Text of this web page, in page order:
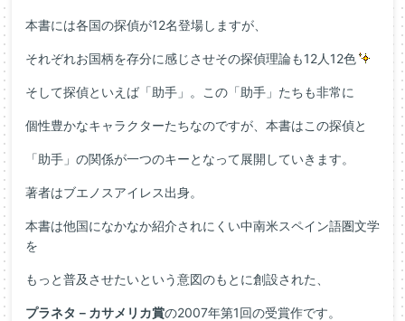
本書には各国の探偵が12名登場しますが、
それぞれお国柄を存分に感じさせその探偵理論も12人12色
そして探偵といえば「助手」。この「助手」たちも非常に
個性豊かなキャラクターたちなのですが、本書はこの探偵と
「助手」の関係が一つのキーとなって展開していきます。
著者はブエノスアイレス出身。
本書は他国になかなか紹介されにくい中南米スペイン語圏文学
を
もっと普及させたいという意図のもとに創設された、
プラネタ－カサメリカ賞の2007年第1回の受賞作です。